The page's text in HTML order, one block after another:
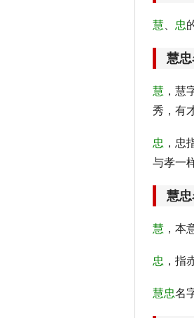
慧 忠
慧
慧 ，慧
秀，有
忠 ，忠
与孝一
慧
慧 ，本
忠 ，指
慧忠名